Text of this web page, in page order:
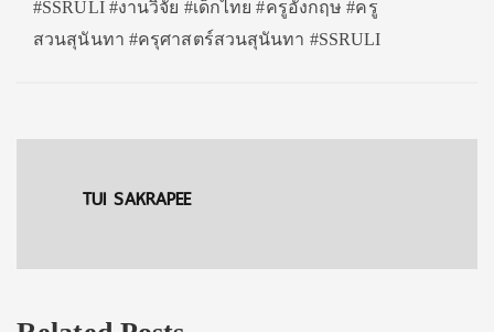
#SSRULI #งานวิจัย #เด็กไทย #ครูอังกฤษ #ครู
สวนสุนันทา #ครุศาสตร์สวนสุนันทา #SSRULI
TUI SAKRAPEE